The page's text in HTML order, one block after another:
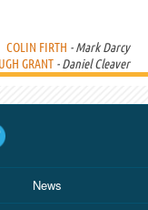
COLIN FIRTH - Mark Darcy
GRANT - Daniel Cleaver
News